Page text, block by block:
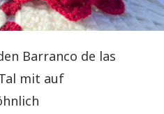
Barranco de las
mit auf